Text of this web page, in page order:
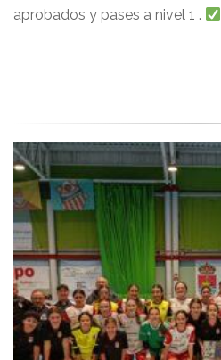
aprobados y pases a nivel 1 .